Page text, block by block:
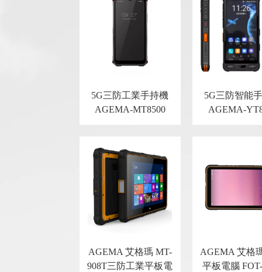
5G三防工業手持機
AGEMA-MT8500
5G三防智能
AGEMA-
AGEMA 艾格瑪 MT-
908T三防工業平板電
AGEMA 艾格
平板電腦